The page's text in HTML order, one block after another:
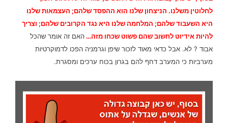
לחלוטין משלנו. הניצחון שלנו הוא ההפסד שלהם; העצמאות שלנו
היא השעבוד שלהם; המלחמה שלנו היא נגד הקרובים שלהם; וצריך
להיות אידיוט לחשוב שהם פשוט שכחו מזה… האם זה אומר שהכל
אבוד ? לא. אבל כדאי מאוד לזכור שיפן וגרמניה הפכו לדמוקרטיות
מערביות כי המערב דחף להם בגרון בכוח ערכים ומסגרת.